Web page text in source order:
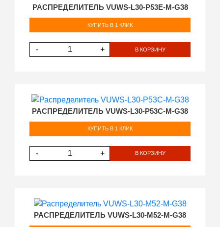
РАСПРЕДЕЛИТЕЛЬ VUWS-L30-P53E-M-G38
КУПИТЬ В 1 КЛИК
- + В КОРЗИНУ
РАСПРЕДЕЛИТЕЛЬ VUWS-L30-P53C-M-G38
КУПИТЬ В 1 КЛИК
- + В КОРЗИНУ
РАСПРЕДЕЛИТЕЛЬ VUWS-L30-M52-M-G38